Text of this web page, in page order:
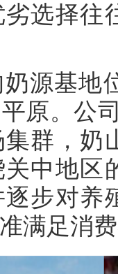
选择往
基地
原。公
群，奶
中地区
步对养
满足消